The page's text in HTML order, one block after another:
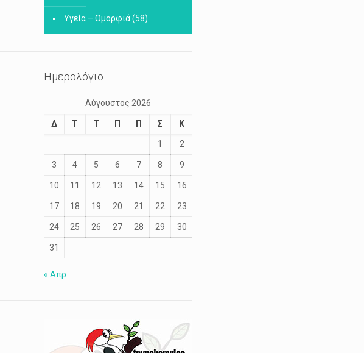
Υγεία – Ομορφιά(58)
Ημερολόγιο
Αύγουστος 2026
Δ Τ Τ Π Π Σ Κ
1 2
3 4 5 6 7 8 9
10 11 12 13 14 15 16
17 18 19 20 21 22 23
24 25 26 27 28 29 30
31
« Απρ